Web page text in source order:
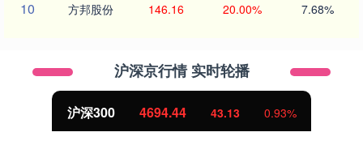
10 方邦股份 146.16 20.00% 7.68%
沪深京行情 实时轮播
北证50 1134.24 11.37 1.01%